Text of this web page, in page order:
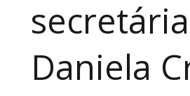
Daniela